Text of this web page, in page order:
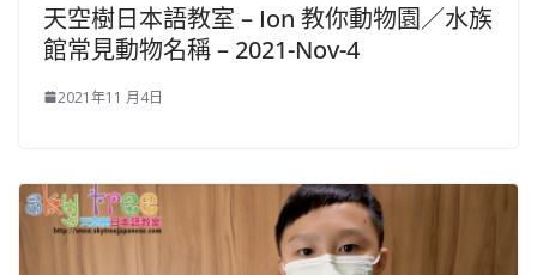
天空樹日本語教室 – Ion 教你動物園／水族
館常見動物名稱 – 2021-Nov-4
2021年11 月4日